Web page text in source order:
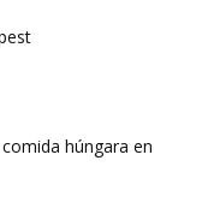
húngara en